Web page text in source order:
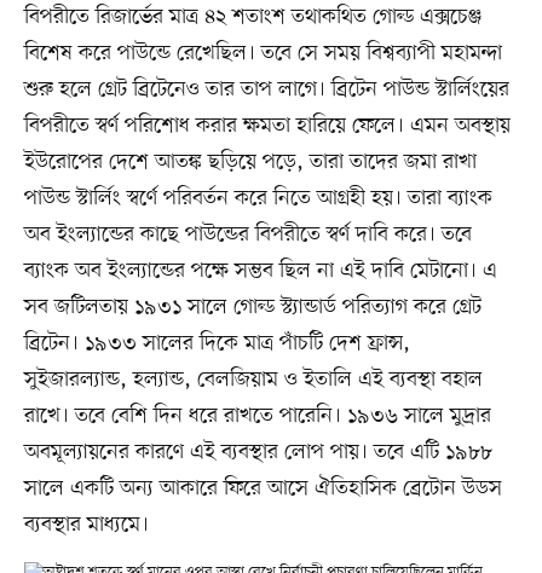
বিপরীতে রিজার্ভের মাত্র ৪২ শতাংশ তথাকথিত গোল্ড এক্সচেঞ্জ
বিশেষ করে পাউন্ডে রেখেছিল। তবে সে সময় বিশ্বব্যাপী মহামন্দা
শুরু হলে গ্রেট ব্রিটেনেও তার তাপ লাগে। ব্রিটেন পাউন্ড স্টার্লিংয়ের
বিপরীতে স্বর্ণ পরিশোধ করার ক্ষমতা হারিয়ে ফেলে। এমন অবস্থায়
ইউরোপের দেশে আতঙ্ক ছড়িয়ে পড়ে, তারা তাদের জমা রাখা
পাউন্ড স্টার্লিং স্বর্ণে পরিবর্তন করে নিতে আগ্রহী হয়। তারা ব্যাংক
অব ইংল্যান্ডের কাছে পাউন্ডের বিপরীতে স্বর্ণ দাবি করে। তবে
ব্যাংক অব ইংল্যান্ডের পক্ষে সম্ভব ছিল না এই দাবি মেটানো। এ
সব জটিলতায় ১৯৩১ সালে গোল্ড স্ট্যান্ডার্ড পরিত্যাগ করে গ্রেট
ব্রিটেন। ১৯৩৩ সালের দিকে মাত্র পাঁচটি দেশ ফ্রান্স,
সুইজারল্যান্ড, হল্যান্ড, বেলজিয়াম ও ইতালি এই ব্যবস্থা বহাল
রাখে। তবে বেশি দিন ধরে রাখতে পারেনি। ১৯৩৬ সালে মুদ্রার
অবমূল্যায়নের কারণে এই ব্যবস্থার লোপ পায়। তবে এটি ১৯৮৮
সালে একটি অন্য আকারে ফিরে আসে ঐতিহাসিক ব্রেটোন উডস
ব্যবস্থার মাধ্যমে।